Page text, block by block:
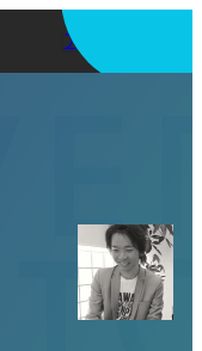
アプリを使う